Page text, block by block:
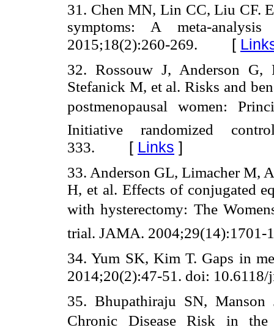
31. Chen MN, Lin CC, Liu CF.
symptoms: A meta-
2015;18(2):260-269. [
32. Rossouw J, Anderson
Stefanick M, et al. Risks and
postmenopausal women:
Initiative randomized
333. [ Links ]
33. Anderson GL, Limacher M,
H, et al. Effects of conjugated
with hysterectomy: The
trial. JAMA. 2004;29(14):1701-
34. Yum SK, Kim T. Gaps in
2014;20(2):47-51. doi: 10.6118/
35. Bhupathiraju SN, Manson
Chronic Disease Risk in the